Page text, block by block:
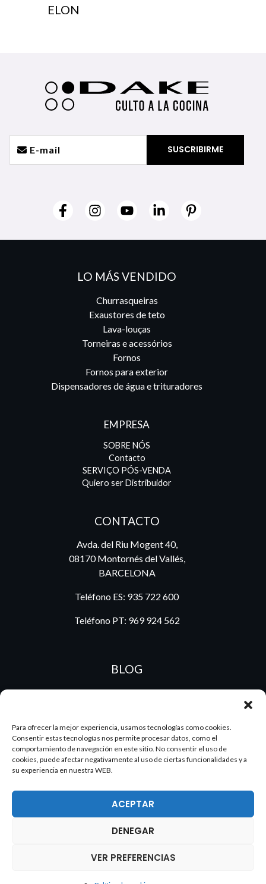
Para ofrecer la mejor experiencia, usamos tecnologías como cookies.
Consentir estas tecnologías nos permite procesar datos, como el
comportamiento de navegación en este sitio. No consentir el uso de
cookies, puede afectar negativamente al uso de ciertas funcionalidades y a
su experiencia en nuestra WEB.
ACEPTAR
DENEGAR
VER PREFERENCIAS
ELON
LO MÁS VENDIDO
Churrasqueiras
Exaustores de teto
Lava-louças
Torneiras e acessórios
Fornos
Fornos para exterior
Dispensadores de água e trituradores
EMPRESA
SOBRE NÓS
Contacto
SERVIÇO PÓS-VENDA
Quiero ser Distribuidor
CONTACTO
Avda. del Riu Mogent 40,
08170 Montornés del Vallés,
BARCELONA
Teléfono ES: 935 722 600
Teléfono PT: 969 924 562
BLOG
2026 Dake. Todos los derechos reservados.